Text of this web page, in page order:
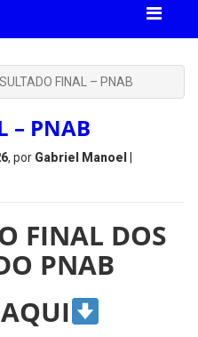
FINAL – PNAB
– PNAB
, por Gabriel Manoel
FINAL DOS
PNAB